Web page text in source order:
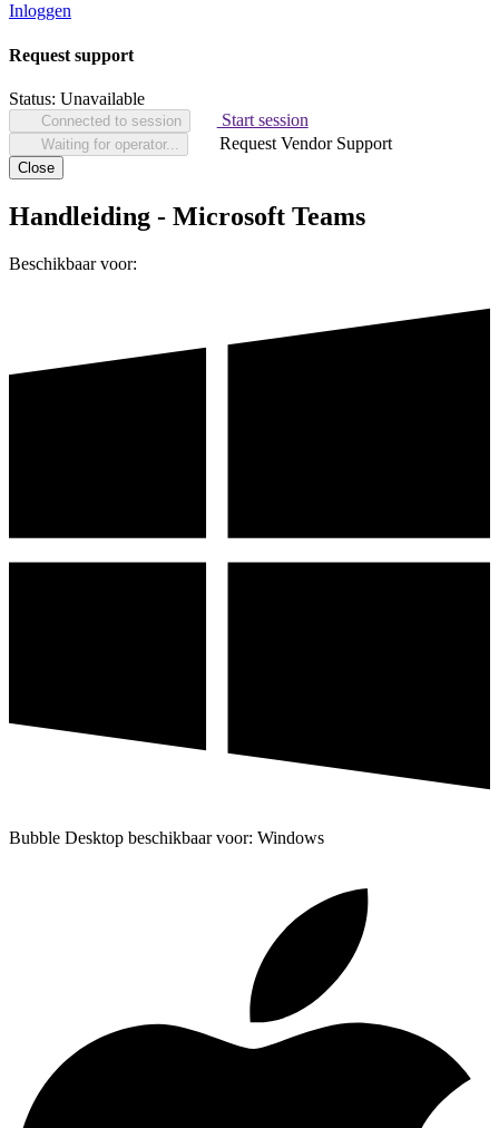
Inloggen
Request support
Status: Unavailable
Connected to session Start session
Waiting for operator... Request Vendor Support
Close
Handleiding - Microsoft Teams
Beschikbaar voor:
Bubble Desktop beschikbaar voor: Windows